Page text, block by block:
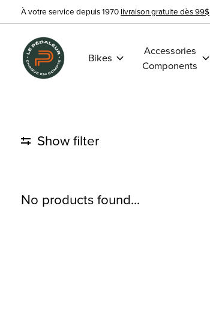
À votre service depuis 1970 livraison gratuite dès 99$
Bikes
Accessories
Components
Show filter
No products found...